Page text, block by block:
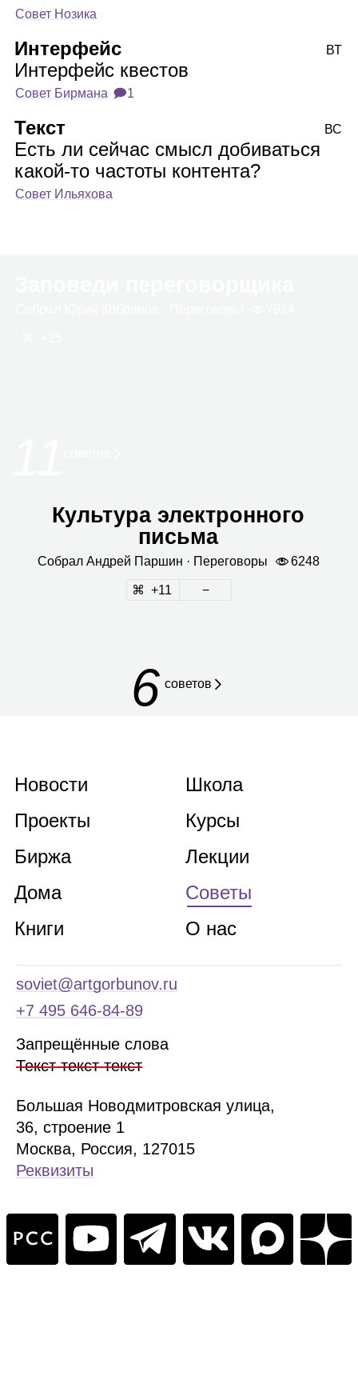
Совет Нозика
Интерфейс
Интерфейс квестов
Совет Бирмана 🗩1
ВТ
Текст
Есть ли сейчас смысл добиваться
какой‑то частоты контента?
Совет Ильяхова
ВС
Культура электронного
письма
СобралАндрей Пар­шин · Пере­го­воры 6248
11
6 советов
Новости
Проекты
Биржа
Дома
Книги
Школа
Курсы
Лекции
Советы
О нас
soviet@artgorbunov.ru
+7 495 646‑84‑89
Запрещённые слова
Текст текст текст
Большая Новодмитровская улица,
36, строение 1
Москва, Россия, 127015
Реквизиты